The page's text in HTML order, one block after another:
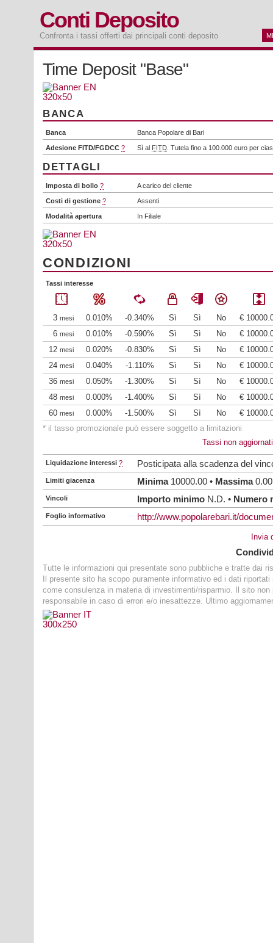
Conti Deposito
Confronta i tassi offerti dai principali conti deposito
Time Deposit "Base"
BANCA
Banca Banca Popolare di Bari
Adesione FITD/FGDCC ? Sì al FITD . Tutela fino a 100.000 euro per
DETTAGLI
Imposta di bollo ? A carico del cliente
Costi di gestione ? Assenti
Modalità apertura In Filiale
CONDIZIONI
Tassi interesse
3 mesi 0.010% -0.340% Sì Sì No
€
6 mesi 0.010% -0.590% Sì Sì No
€
12 mesi 0.020% -0.830% Sì Sì No
€
24 mesi 0.040% -1.110% Sì Sì No
€
36 mesi 0.050% -1.300% Sì Sì No
€
48 mesi 0.000% -1.400% Sì Sì No
€
60 mesi 0.000% -1.500% Sì Sì No
€
* il tasso promozionale può essere soggetto a limitazioni
Tassi non
Liquidazione interessi ? Posticipata alla scadenza del
Limiti giacenza Minima10000.00 • Massima0.00
Vincoli Importo minimo N.D. • Numero
Foglio informativo http://www.popolarebari.it/
Invia
Tutte le informazioni qui presentate sono pubbliche e tratte dai
Il presente sito ha scopo puramente informativo ed i dati
come consulenza in materia di investimenti/risparmio. Il sito non
responsabile in caso di errori e/o inesattezze. Ultimo